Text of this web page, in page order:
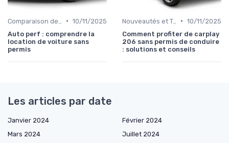
• 10/11/2025
Auto perf : comprendre la
location de voiture sans
permis
Nouveautés et Tendances • 10/11/2025
Comment profiter de carplay
206 sans permis de conduire
: solutions et conseils
Les articles par date
Janvier 2024
Février 2024
Mars 2024
Juillet 2024